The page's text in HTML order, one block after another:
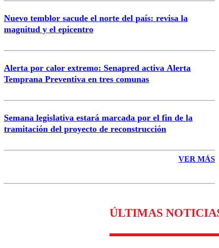
Nuevo temblor sacude el norte del país: revisa la
magnitud y el epicentro
Alerta por calor extremo: Senapred activa Alerta
Temprana Preventiva en tres comunas
Semana legislativa estará marcada por el fin de la
tramitación del proyecto de reconstrucción
VER MÁS
ÚLTIMAS